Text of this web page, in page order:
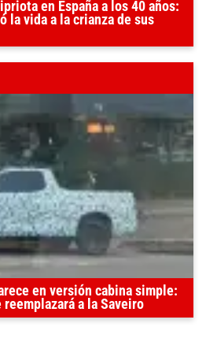
en España a los 40 años:
la vida a la crianza de sus
en versión cabina simple:
a la Saveiro